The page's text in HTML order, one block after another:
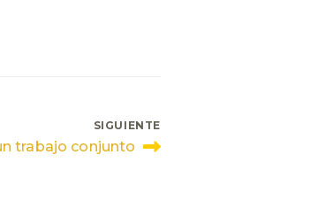
SIGUIENTE
trabajo conjunto